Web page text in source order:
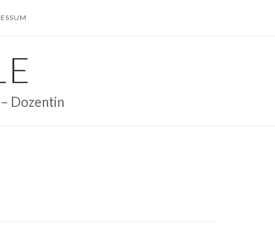
Dozentin